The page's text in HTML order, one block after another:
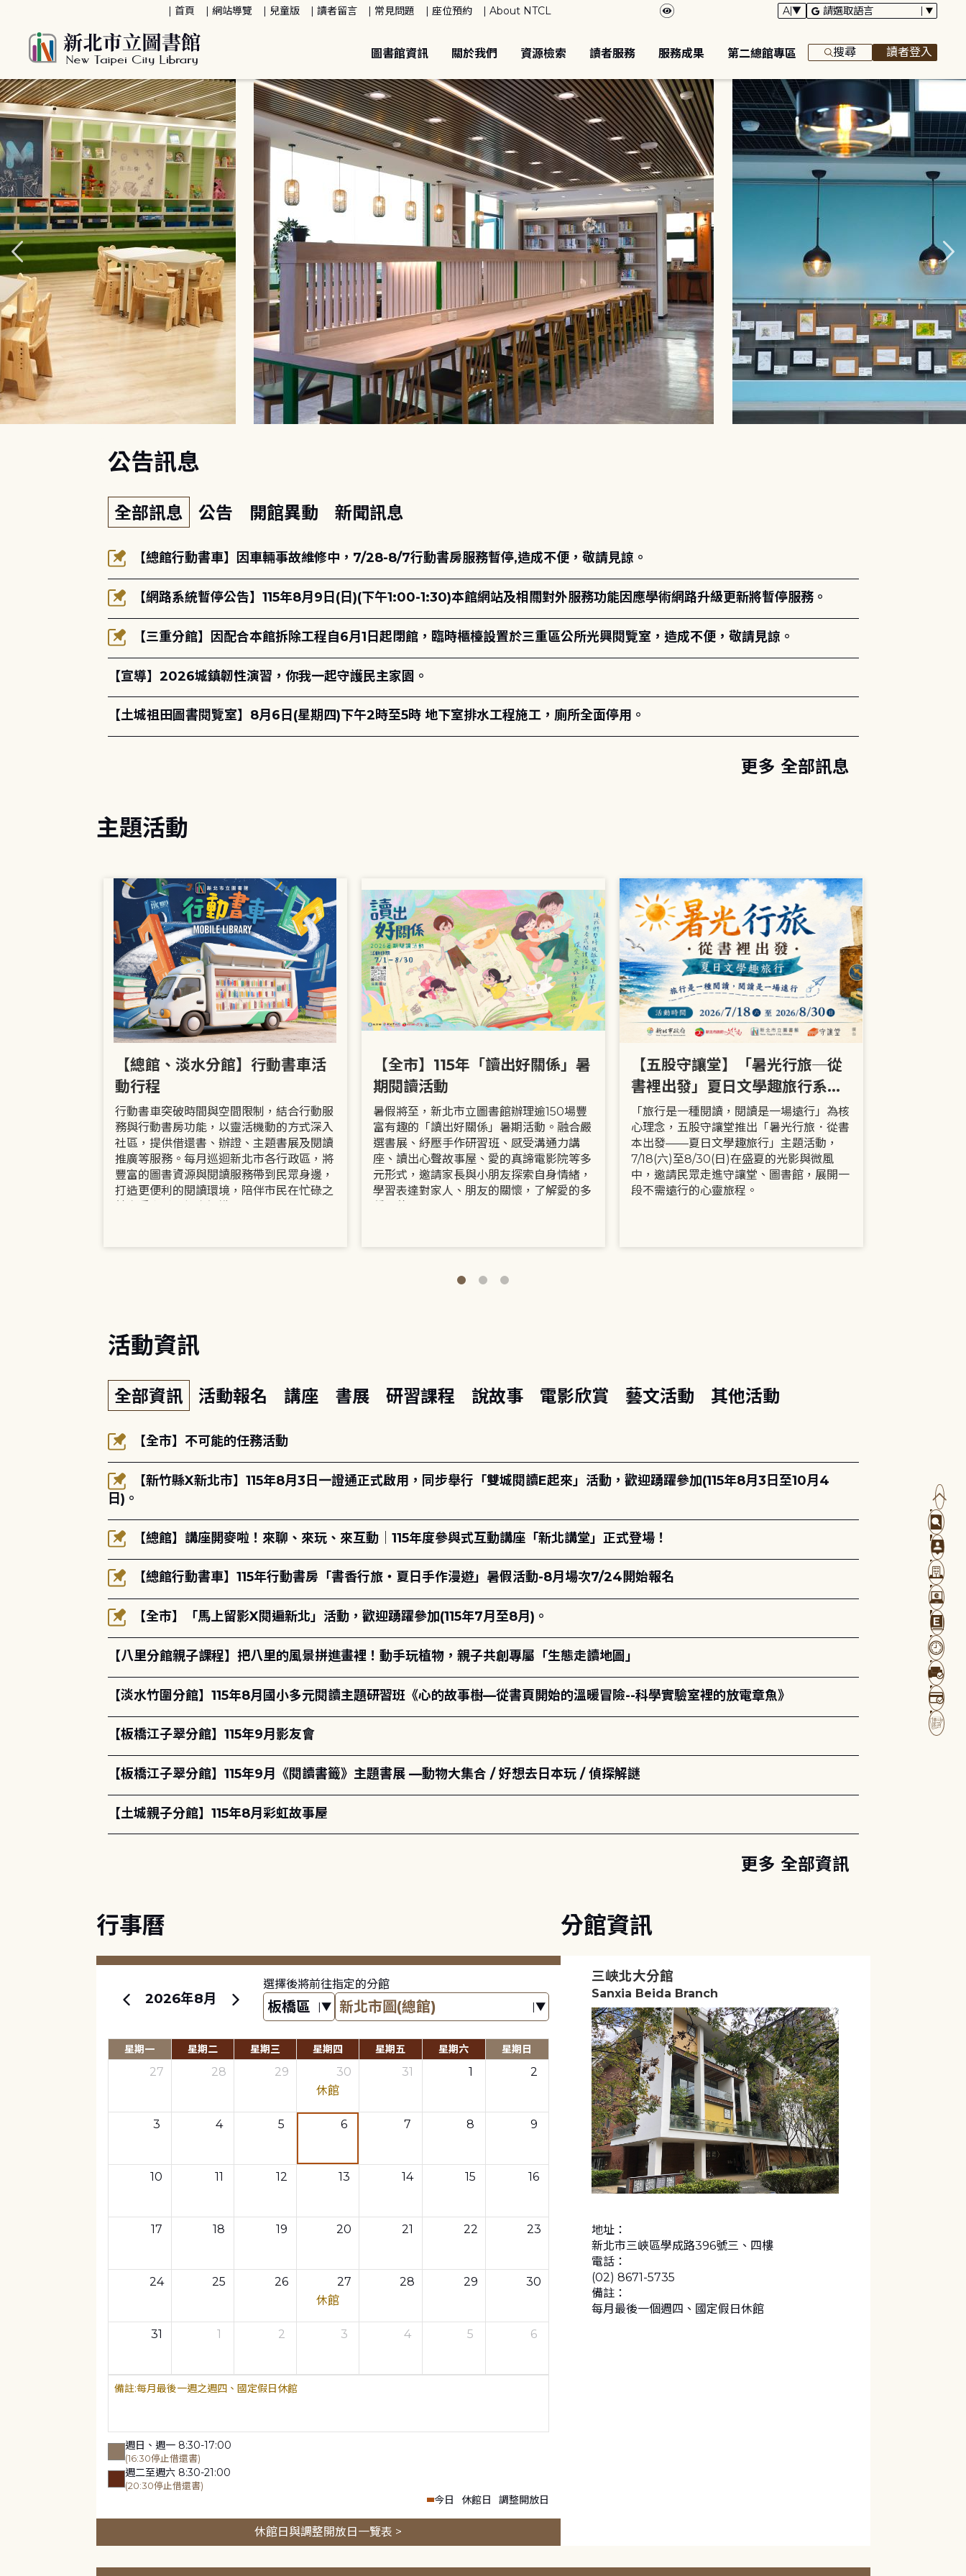
首頁 網站導覽 兒童版 讀者留言 常見問題 座位預約 About NTCL
圖書館資訊 關於我們 資源檢索 讀者服務 服務成果 第二總館專區 搜尋 讀者登入
公告訊息
全部訊息 公告 開館異動 新聞訊息
【總館行動書車】因車輛事故維修中，7/28-8/7行動書房服務暫停,造成不便，敬請見諒。
【網路系統暫停公告】115年8月9日(日)(下午1:00-1:30)本館網站及相關對外服務功能因應學術網路升級更新將暫停服務。
【三重分館】因配合本館拆除工程自6月1日起閉館，臨時櫃檯設置於三重區公所光興閱覽室，造成不便，敬請見諒。
【宣導】2026城鎮韌性演習，你我一起守護民主家園。
【土城祖田圖書閱覽室】8月6日(星期四)下午2時至5時 地下室排水工程施工，廁所全面停用。
更多 全部訊息
主題活動
【總館、淡水分館】行動書車活
動行程
行動書車突破時間與空間限制，結合行動服
務與行動書房功能，以靈活機動的方式深入
社區，提供借還書、辦證、主題書展及閱讀
推廣等服務。每月巡迴新北市各行政區，將
豐富的圖書資源與閱讀服務帶到民眾身邊，
打造更便利的閱讀環境，陪伴市民在忙碌之
【全市】115年「讀出好關係」暑
期閱讀活動
暑假將至，新北市立圖書館辦理逾150場豐
富有趣的「讀出好關係」暑期活動。融合嚴
選書展、紓壓手作研習班、感受溝通力講
座、讀出心聲故事屋、愛的真諦電影院等多
元形式，邀請家長與小朋友探索自身情緒，
學習表達對家人、朋友的關懷，了解愛的多
【五股守讓堂】「暑光行旅─從
書裡出發」夏日文學趣旅行系列
活動
「旅行是一種閱讀，閱讀是一場遠行」為核
心理念，五股守讓堂推出「暑光行旅．從書
本出發——夏日文學趣旅行」主題活動，
7/18(六)至8/30(日)在盛夏的光影與微風
中，邀請民眾走進守讓堂、圖書館，展開一
段不需遠行的心靈旅程。
活動資訊
全部資訊 活動報名 講座 書展 研習課程 說故事 電影欣賞 藝文活動 其他活動
【全市】不可能的任務活動
【新竹縣X新北市】115年8月3日一證通正式啟用，同步舉行「雙城閱讀E起來」活動，歡迎踴躍參加(115年8月3日至10月4
日)。
【總館】講座開麥啦！來聊、來玩、來互動｜115年度參與式互動講座「新北講堂」正式登場！
【總館行動書車】115年行動書房「書香行旅・夏日手作漫遊」暑假活動-8月場次7/24開始報名
【全市】「馬上留影X閱遍新北」活動，歡迎踴躍參加(115年7月至8月)。
【八里分館親子課程】把八里的風景拼進畫裡！動手玩植物，親子共創專屬「生態走讀地圖」
【淡水竹圍分館】115年8月國小多元閱讀主題研習班《心的故事樹—從書頁開始的溫暖冒險--科學實驗室裡的放電章魚》
【板橋江子翠分館】115年9月影友會
【板橋江子翠分館】115年9月《閱讀書籤》主題書展 —動物大集合 / 好想去日本玩 / 偵探解謎
【土城親子分館】115年8月彩虹故事屋
更多 全部資訊
行事曆
2026年8月
選擇後將前往指定的分館
星期一 星期二 星期三 星期四 星期五 星期六 星期日
27 28 29
30
休館
31 1 2
3 4 5 6 7 8 9
10 11 12 13 14 15 16
17 18 19 20 21 22 23
24 25 26
27
休館
28 29 30
31 1 2 3 4 5 6
每月最後一週之週四、國定假日休館
週日、週一 8:30-17:00
(16:30停止借還書)
週二至週六 8:30-21:00
(20:30停止借還書)
今日 休館日 調整開放日
休館日與調整開放日一覽表 >
分館資訊
三峽北大分館
Sanxia Beida Branch
地址：
新北市三峽區學成路396號三、四樓
電話：
(02) 8671-5735
備註：
每月最後一個週四、國定假日休館